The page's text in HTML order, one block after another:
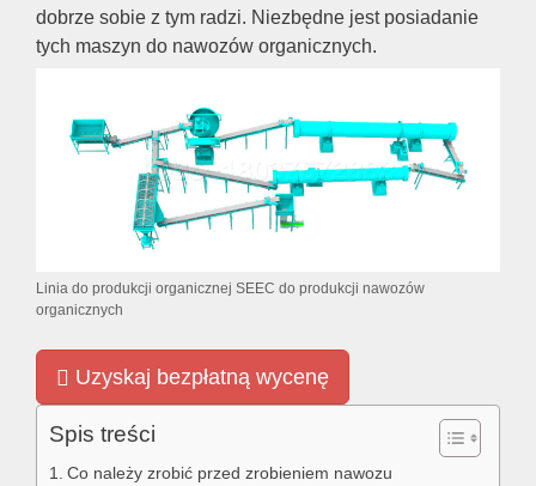
dobrze sobie z tym radzi. Niezbędne jest posiadanie
tych maszyn do nawozów organicznych.
Linia do produkcji organicznej SEEC do produkcji nawozów
organicznych
Uzyskaj bezpłatną wycenę
Spis treści
Co należy zrobić przed zrobieniem nawozu